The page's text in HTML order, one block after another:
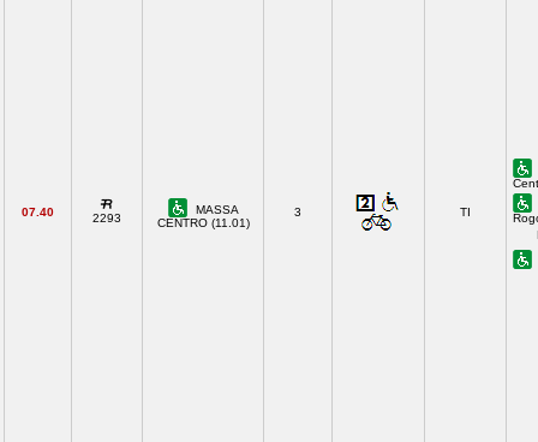
07.40 2293
MASSA
CENTRO (11.01)
3 TI